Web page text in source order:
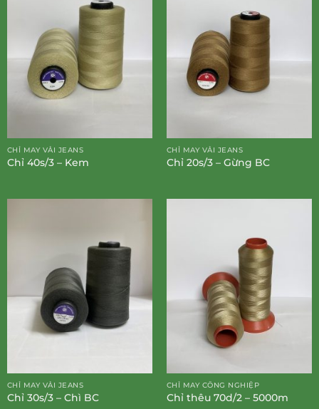
CHỈ MAY VẢI JEANS
Chỉ 40s/3 – Kem
CHỈ MAY VẢI JEANS
Chỉ 20s/3 – Gừng BC
CHỈ MAY VẢI JEANS
Chỉ 30s/3 – Chì BC
CHỈ MAY CÔNG NGHIỆP
Chỉ thêu 70d/2 – 5000m